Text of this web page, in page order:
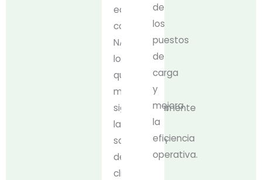
equipados
con
NACS,
lo
que
mejora
significativamente
la
satisfacción
del
cliente.
de
los
puestos
de
carga
y
mejora
la
eficiencia
operativa.